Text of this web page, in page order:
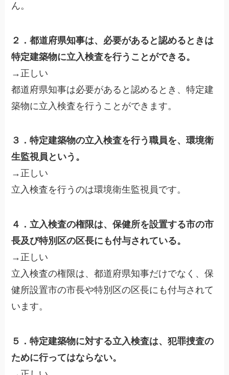
ん。
２．都道府県知事は、必要があると認めるときは
特定建築物に立入検査を行うことができる。
→正しい
都道府県知事は必要があると認めるとき、特定建
築物に立入検査を行うことができます。
３．特定建築物の立入検査を行う職員を、環境衛
生監視員という。
→正しい
立入検査を行うのは環境衛生監視員です。
４．立入検査の権限は、保健所を設置する市の市
長及び特別区の区長にも付与されている。
→正しい
立入検査の権限は、都道府県知事だけでなく、保
健所設置市の市長や特別区の区長にも付与されて
います。
５．特定建築物に対する立入検査は、犯罪捜査の
ために行ってはならない。